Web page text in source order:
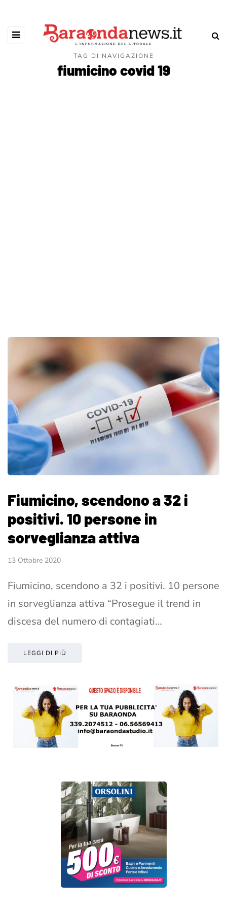
TAG DI NAVIGAZIONE
fiumicino covid 19
Fiumicino, scendono a 32 i
positivi. 10 persone in
sorveglianza attiva
13 Ottobre 2020
Fiumicino, scendono a 32 i positivi. 10 persone
in sorveglianza attiva “Prosegue il trend in
discesa del numero di contagiati…
LEGGI DI PIÙ